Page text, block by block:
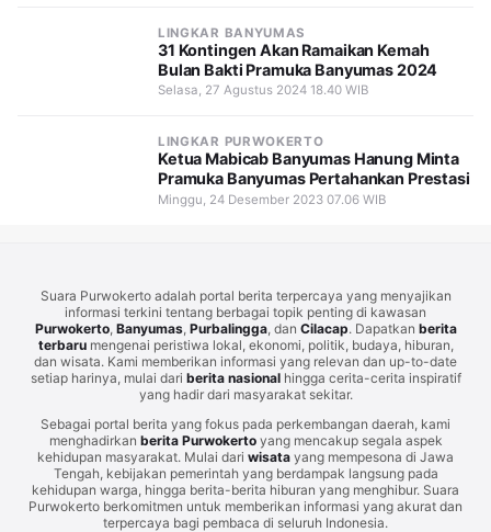
LINGKAR BANYUMAS
31 Kontingen Akan Ramaikan Kemah
Bulan Bakti Pramuka Banyumas 2024
Selasa, 27 Agustus 2024 18.40 WIB
LINGKAR PURWOKERTO
Ketua Mabicab Banyumas Hanung Minta
Pramuka Banyumas Pertahankan Prestasi
Minggu, 24 Desember 2023 07.06 WIB
Suara Purwokerto adalah portal berita terpercaya yang menyajikan
informasi terkini tentang berbagai topik penting di kawasan
Purwokerto, Banyumas, Purbalingga, dan Cilacap. Dapatkan berita
terbarumengenai peristiwa lokal, ekonomi, politik, budaya, hiburan,
dan wisata. Kami memberikan informasi yang relevan dan up-to-date
setiap harinya, mulai dari berita nasionalhingga cerita-cerita inspiratif
yang hadir dari masyarakat sekitar.
Sebagai portal berita yang fokus pada perkembangan daerah, kami
menghadirkan berita Purwokertoyang mencakup segala aspek
kehidupan masyarakat. Mulai dari wisata yang mempesona di Jawa
Tengah, kebijakan pemerintah yang berdampak langsung pada
kehidupan warga, hingga berita-berita hiburan yang menghibur. Suara
Purwokerto berkomitmen untuk memberikan informasi yang akurat dan
terpercaya bagi pembaca di seluruh Indonesia.